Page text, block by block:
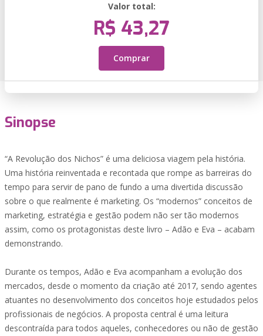
Valor total:
R$ 43,27
Comprar
Sinopse
“A Revolução dos Nichos” é uma deliciosa viagem pela história.
Uma história reinventada e recontada que rompe as barreiras do
tempo para servir de pano de fundo a uma divertida discussão
sobre o que realmente é marketing. Os “modernos” conceitos de
marketing, estratégia e gestão podem não ser tão modernos
assim, como os protagonistas deste livro – Adão e Eva – acabam
demonstrando.
Durante os tempos, Adão e Eva acompanham a evolução dos
mercados, desde o momento da criação até 2017, sendo agentes
atuantes no desenvolvimento dos conceitos hoje estudados pelos
profissionais de negócios. A proposta central é uma leitura
descontraída para todos aqueles, conhecedores ou não de gestão